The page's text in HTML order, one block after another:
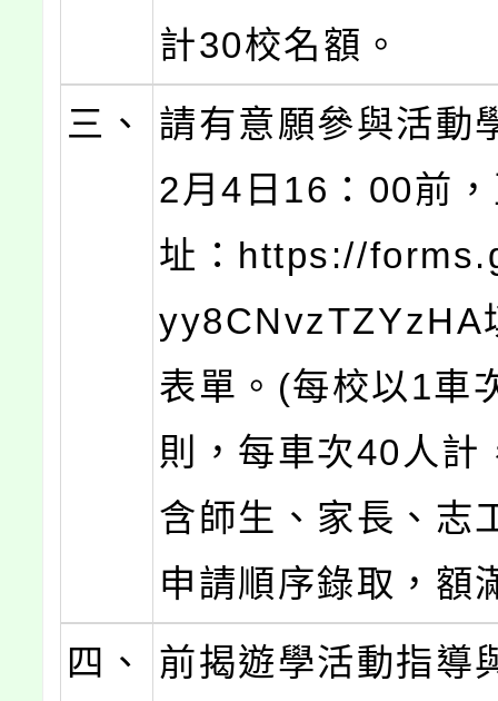
計30校名額。
三、
請有意願參與活動
2月4日16：00前
址：https://
yy8CNvzTZYzHA
表單。(每校以1車
則，每車次40人計
含師生、家長、志
申請順序錄取，額
四、
前揭遊學活動指導